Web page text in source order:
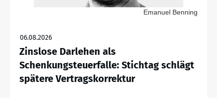
Emanuel Benning
06.08.2026
Zinslose Darlehen als
Schenkungsteuerfalle: Stichtag schlägt
spätere Vertragskorrektur